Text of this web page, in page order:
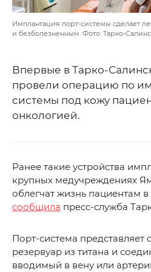
Имплантация порт-системы сделает
и безболезненным. Фото: Тарко-
Впервые в Тарко-
провели операцию по
системы под кожу
онкологией.
Ранее такие устройства
крупных медучреждениях
облегчат жизнь пациентам
сообщила пресс-служба
Порт-система
резервуар из титана и
вводимый в вену или